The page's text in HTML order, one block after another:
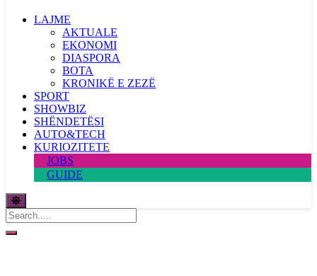
LAJME
AKTUALE
EKONOMI
DIASPORA
BOTA
KRONIKË E ZEZË
SPORT
SHOWBIZ
SHËNDETËSI
AUTO&TECH
KURIOZITETE
JOBS
GUIDE